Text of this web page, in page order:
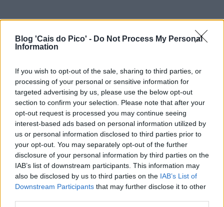
Blog 'Cais do Pico' - Do Not Process My Personal
Information
If you wish to opt-out of the sale, sharing to third parties, or
processing of your personal or sensitive information for
targeted advertising by us, please use the below opt-out
section to confirm your selection. Please note that after your
opt-out request is processed you may continue seeing
interest-based ads based on personal information utilized by
us or personal information disclosed to third parties prior to
your opt-out. You may separately opt-out of the further
disclosure of your personal information by third parties on the
IAB’s list of downstream participants. This information may
also be disclosed by us to third parties on the IAB’s List of
Downstream Participants that may further disclose it to other